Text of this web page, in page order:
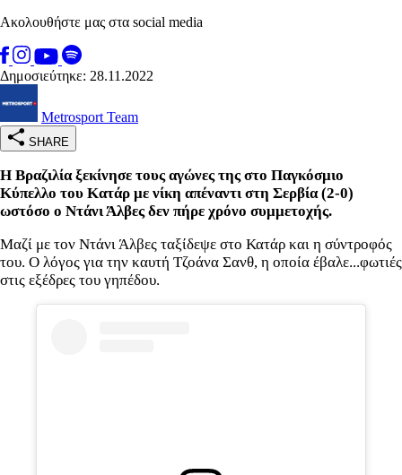
Ακολουθήστε μας στα social media
Δημοσιεύτηκε: 28.11.2022
Metrosport Team
SHARE
Η Βραζιλία ξεκίνησε τους αγώνες της στο Παγκόσμιο
Κύπελλο του Κατάρ με νίκη απέναντι στη Σερβία (2-0)
ωστόσο ο Ντάνι Άλβες δεν πήρε χρόνο συμμετοχής.
Μαζί με τον Ντάνι Άλβες ταξίδεψε στο Κατάρ και η σύντροφός
του. Ο λόγος για την καυτή Τζοάνα Σανθ, η οποία έβαλε...φωτιές
στις εξέδρες του γηπέδου.